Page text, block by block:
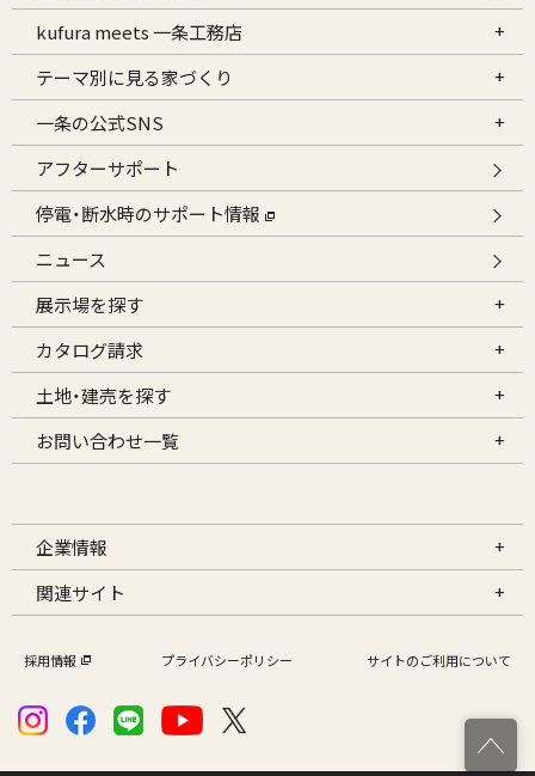
kufura meets 一条工務店
テーマ別に見る家づくり
一条の公式SNS
アフターサポート
停電・断水時のサポート情報
ニュース
展示場を探す
カタログ請求
土地・建売を探す
お問い合わせ一覧
企業情報
関連サイト
採用情報 プライバシーポリシー サイトのご利用について